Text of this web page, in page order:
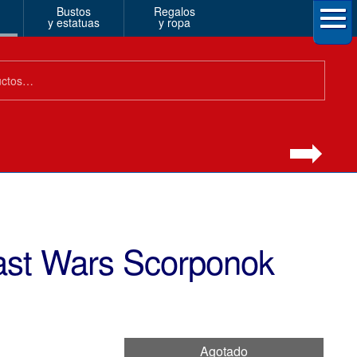
Bustos
y estatuas
Regalos
y ropa
Wars Scorponok
Agotado